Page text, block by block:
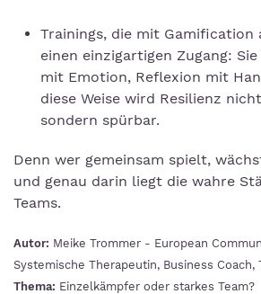
Trainings, die mit Gamification
einen einzigartigen Zugang:
mit Emotion, Reflexion mit
diese Weise wird Resilienz
sondern spürbar.
Denn wer gemeinsam spielt,
und genau darin liegt die wahre
Teams.
Autor: Meike Trommer - European
Systemische Therapeutin, Business Coach,
Thema: Einzelkämpfer oder starkes Team?